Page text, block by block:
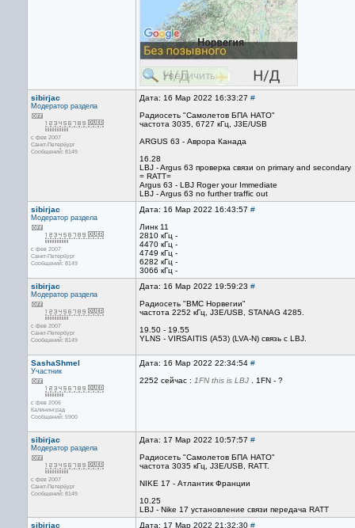
sibirjac
Модератор раздела
с фев 2007
Санкт-Петербург
Сообщений: 8149
Дата: 16 Мар 2022 16:33:27 #
Радиосеть "Самолетов БПА НАТО"
частота 3035, 6727 кГц, J3E/USB
ARGUS 63 - Аврора Канада
16.28
LBJ - Argus 63 проверка связи on primary and secondary
= RATT=
Argus 63 - LBJ Roger your Immediate
LBJ - Argus 63 no further traffic out
sibirjac
Модератор раздела
с фев 2007
Санкт-Петербург
Сообщений: 8149
Дата: 16 Мар 2022 16:43:57 #
Линк 11
2810 кГц -
4470 кГц -
4749 кГц -
6282 кГц -
3066 кГц -
sibirjac
Модератор раздела
с фев 2007
Санкт-Петербург
Сообщений: 8149
Дата: 16 Мар 2022 19:59:23 #
Радиосеть "ВМС Норвегии"
частота 2252 кГц, J3E/USB, STANAG 4285.
19.50 - 19.55
YLNS - VIRSAITIS (A53) (LVA-N) связь с LBJ.
SashaShmel
Участник
с фев 2006
Калининград
Сообщений: 5900
Дата: 16 Мар 2022 22:34:54 #
2252 сейчас : 1FN this is LBJ . 1FN - ?
sibirjac
Модератор раздела
с фев 2007
Санкт-Петербург
Сообщений: 8149
Дата: 17 Мар 2022 10:57:57 #
Радиосеть "Самолетов БПА НАТО"
частота 3035 кГц, J3E/USB, RATT.
NIKE 17 - Атлантик Франции
10.25
LBJ - Nike 17 установление связи передача RATT
sibirjac
Дата: 17 Мар 2022 21:32:30 #